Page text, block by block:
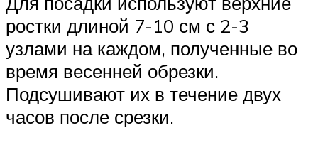
ростки длиной 7-10 см с 2-3
узлами на каждом, полученные во
время весенней обрезки.
Подсушивают их в течение двух
часов после срезки.